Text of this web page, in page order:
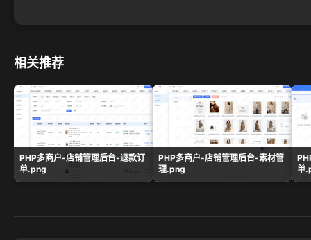
相关推荐
PHP多商户-店铺管理后台-退款订
单.png
PHP多商户-店铺管理后台-素材管
理.png
单